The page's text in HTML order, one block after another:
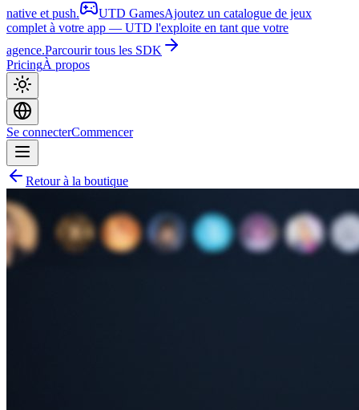
native et push.
UTD GamesAjoutez un catalogue de jeux
complet à votre app — UTD l'exploite en tant que votre
agence.Parcourir tous les SDK
PricingÀ propos
Se connecterCommencer
Retour à la boutique